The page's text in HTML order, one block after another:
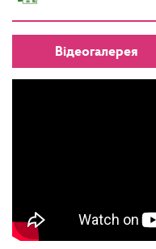
Відеогалерея